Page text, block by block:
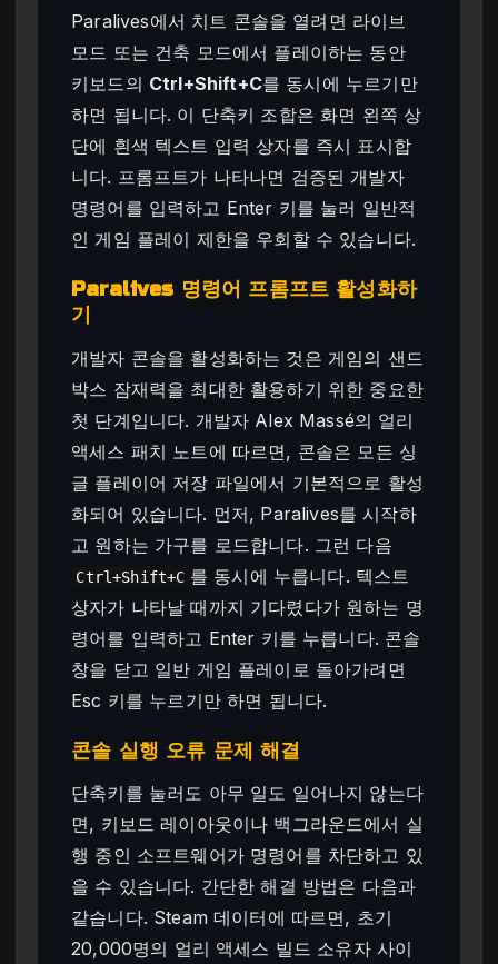
Paralives에서 치트 콘솔을 열려면 라이브
모드 또는 건축 모드에서 플레이하는 동안
키보드의 Ctrl+Shift+C를 동시에 누르기만
하면 됩니다. 이 단축키 조합은 화면 왼쪽 상
단에 흰색 텍스트 입력 상자를 즉시 표시합
니다. 프롬프트가 나타나면 검증된 개발자
명령어를 입력하고 Enter 키를 눌러 일반적
인 게임 플레이 제한을 우회할 수 있습니다.
Paralives 명령어 프롬프트 활성화하
기
개발자 콘솔을 활성화하는 것은 게임의 샌드
박스 잠재력을 최대한 활용하기 위한 중요한
첫 단계입니다. 개발자 Alex Massé의 얼리
액세스 패치 노트에 따르면, 콘솔은 모든 싱
글 플레이어 저장 파일에서 기본적으로 활성
화되어 있습니다. 먼저, Paralives를 시작하
고 원하는 가구를 로드합니다. 그런 다음
Ctrl+Shift+C 를 동시에 누릅니다. 텍스트
상자가 나타날 때까지 기다렸다가 원하는 명
령어를 입력하고 Enter 키를 누릅니다. 콘솔
창을 닫고 일반 게임 플레이로 돌아가려면
Esc 키를 누르기만 하면 됩니다.
콘솔 실행 오류 문제 해결
단축키를 눌러도 아무 일도 일어나지 않는다
면, 키보드 레이아웃이나 백그라운드에서 실
행 중인 소프트웨어가 명령어를 차단하고 있
을 수 있습니다. 간단한 해결 방법은 다음과
같습니다. Steam 데이터에 따르면, 초기
20,000명의 얼리 액세스 빌드 소유자 사이